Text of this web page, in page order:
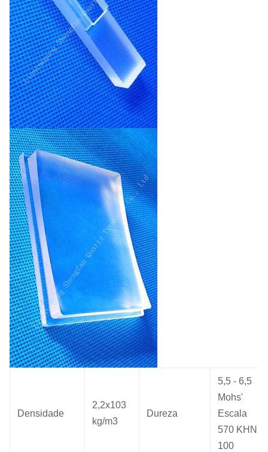
Densidade
2,2x103
kg/m3
Dureza
5,5 - 6,5
Mohs'
Escala
570 KHN
100